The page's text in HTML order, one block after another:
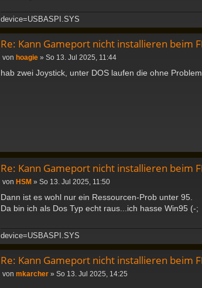
device=USBASPI.SYS
Re: Kann Gameport nicht installieren beim
B
i
von hoagie » So 13. Jul 2025, 11:44
hab zwei Joystick, unter DOS laufen die ohne
Re: Kann Gameport nicht installieren beim
B
i
t
g
von HSM » So 13. Jul 2025, 11:50
Dann ist es wohl nur ein Ressourcen-Prob unter 95.
Da bin ich als Dos Typ echt raus...ich hasse Win95 (-;
device=USBASPI.SYS
Re: Kann Gameport nicht installieren beim
Bvon mkarcher » So 13. Jul 2025, 14:25